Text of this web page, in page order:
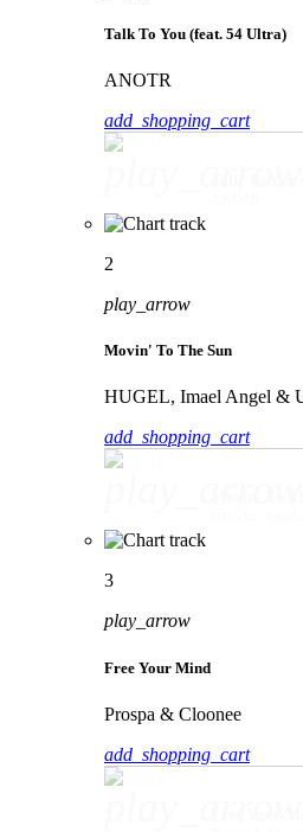
Talk To You (feat. 54 Ultra)
ANOTR
add_shopping_cart
2
play_arrow
Movin' To The Sun
HUGEL, Imael Angel &
add_shopping_cart
3
play_arrow
Free Your Mind
Prospa & Cloonee
add_shopping_cart